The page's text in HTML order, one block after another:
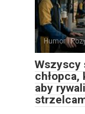
Humor i
Wszyscy
chłopca,
aby